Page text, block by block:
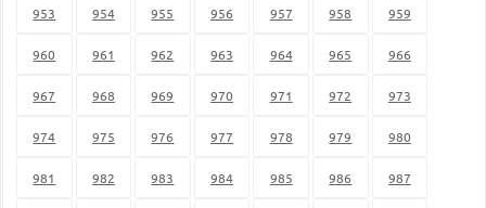
953 954 955 956 957 958 959
960 961 962 963 964 965 966
967 968 969 970 971 972 973
974 975 976 977 978 979 980
981 982 983 984 985 986 987